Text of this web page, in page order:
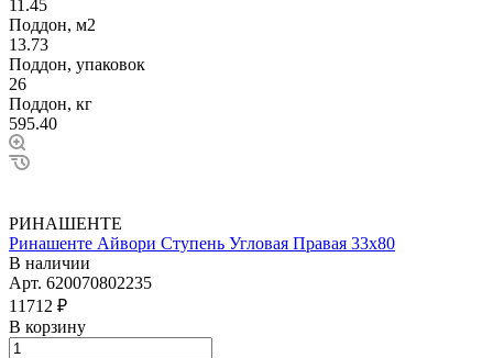
11.45
Поддон, м2
13.73
Поддон, упаковок
26
Поддон, кг
595.40
РИНАШЕНТЕ
Ринашенте Айвори Ступень Угловая Правая 33х80
В наличии
Арт. 620070802235
11712 ₽
В корзину